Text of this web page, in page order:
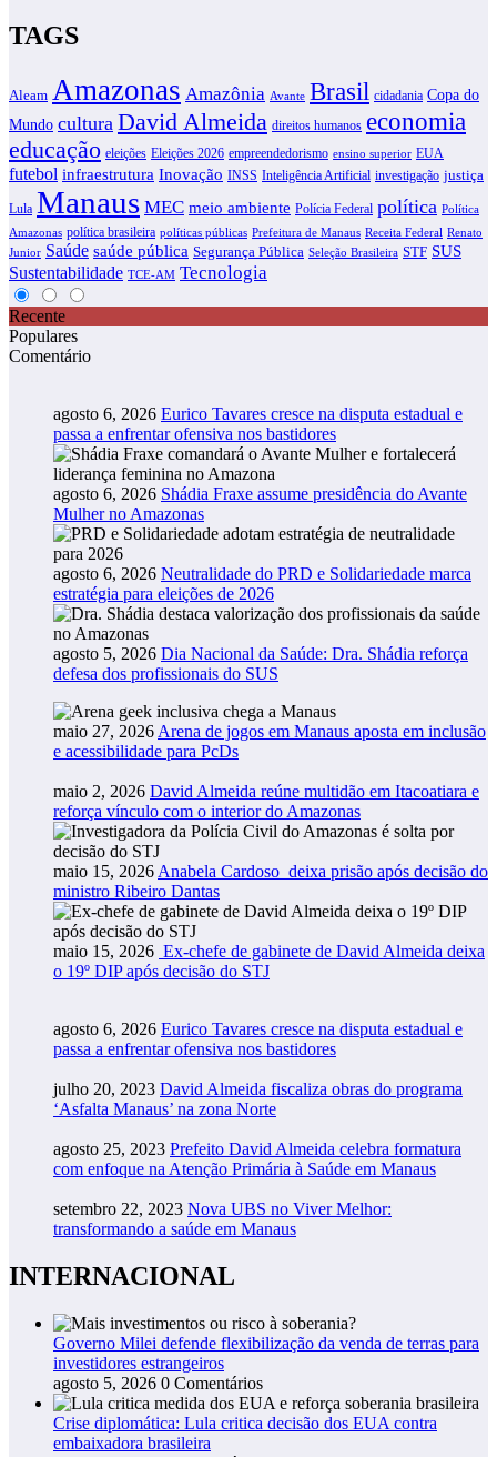
TAGS
Aleam Amazonas Amazônia Avante Brasil cidadania Copa do
Mundo cultura David Almeida direitos humanos economia
educação eleições Eleições 2026 empreendedorismo ensino superior EUA
futebol infraestrutura Inovação INSS Inteligência Artificial investigação justiça
Lula Manaus MEC meio ambiente Polícia Federal política Política
Amazonas política brasileira políticas públicas Prefeitura de Manaus Receita Federal Renato
Junior Saúde saúde pública Segurança Pública Seleção Brasileira STF SUS
Sustentabilidade TCE-AM Tecnologia
Recente
Populares
Comentário
agosto 6, 2026 Eurico Tavares cresce na disputa estadual e
passa a enfrentar ofensiva nos bastidores
agosto 6, 2026 Shádia Fraxe assume presidência do Avante
Mulher no Amazonas
agosto 6, 2026 Neutralidade do PRD e Solidariedade marca
estratégia para eleições de 2026
agosto 5, 2026 Dia Nacional da Saúde: Dra. Shádia reforça
defesa dos profissionais do SUS
maio 27, 2026 Arena de jogos em Manaus aposta em inclusão
e acessibilidade para PcDs
maio 2, 2026 David Almeida reúne multidão em Itacoatiara e
reforça vínculo com o interior do Amazonas
maio 15, 2026 Anabela Cardoso deixa prisão após decisão do
ministro Ribeiro Dantas
maio 15, 2026 Ex-chefe de gabinete de David Almeida deixa
o 19º DIP após decisão do STJ
agosto 6, 2026 Eurico Tavares cresce na disputa estadual e
passa a enfrentar ofensiva nos bastidores
julho 20, 2023 David Almeida fiscaliza obras do programa
‘Asfalta Manaus’ na zona Norte
agosto 25, 2023 Prefeito David Almeida celebra formatura
com enfoque na Atenção Primária à Saúde em Manaus
setembro 22, 2023 Nova UBS no Viver Melhor:
transformando a saúde em Manaus
INTERNACIONAL
Governo Milei defende flexibilização da venda de terras para
investidores estrangeiros
agosto 5, 2026 0 Comentários
Crise diplomática: Lula critica decisão dos EUA contra
embaixadora brasileira